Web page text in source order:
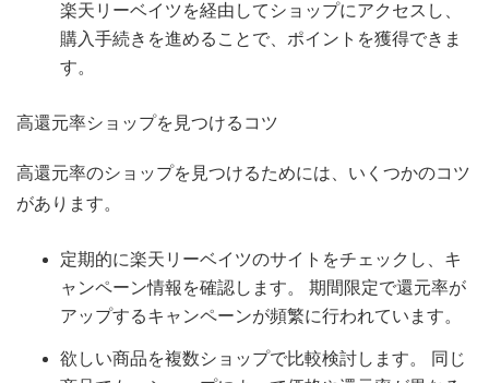
楽天リーベイツを経由してショップにアクセスし、
購入手続きを進めることで、ポイントを獲得できま
す。
高還元率ショップを見つけるコツ
高還元率のショップを見つけるためには、いくつかのコツ
があります。
定期的に楽天リーベイツのサイトをチェックし、キ
ャンペーン情報を確認します。 期間限定で還元率が
アップするキャンペーンが頻繁に行われています。
欲しい商品を複数ショップで比較検討します。 同じ